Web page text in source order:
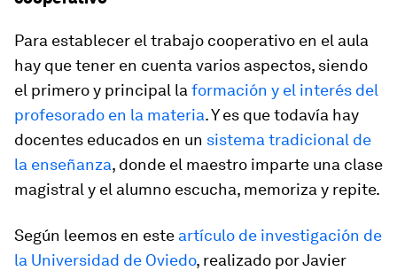
Para establecer el trabajo cooperativo en el aula
hay que tener en cuenta varios aspectos, siendo
el primero y principal la formación y el interés del
profesorado en la materia. Y es que todavía hay
docentes educados en un sistema tradicional de
la enseñanza, donde el maestro imparte una clase
magistral y el alumno escucha, memoriza y repite.
Según leemos en este artículo de investigación de
la Universidad de Oviedo, realizado por Javier